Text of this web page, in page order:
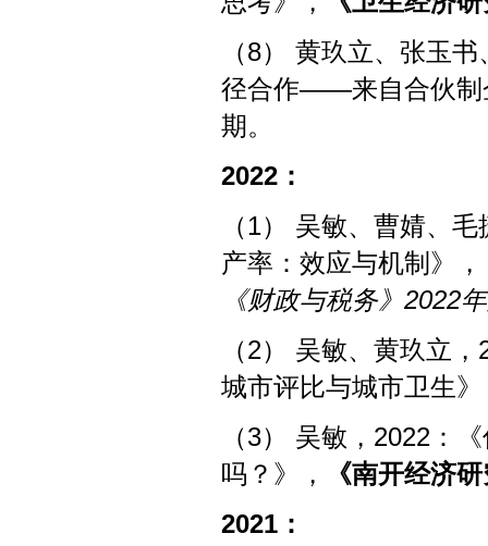
（8） 黄玖立、张玉
径合作——来自合伙制
期。
2022 ：
（1） 吴敏、曹婧、
产率：效应与机制》，
《财政与税务》2022
（2） 吴敏、黄玖立
城市评比与城市卫生》
（3） 吴敏，2022：
吗？》，
《南开经济
2021 ：